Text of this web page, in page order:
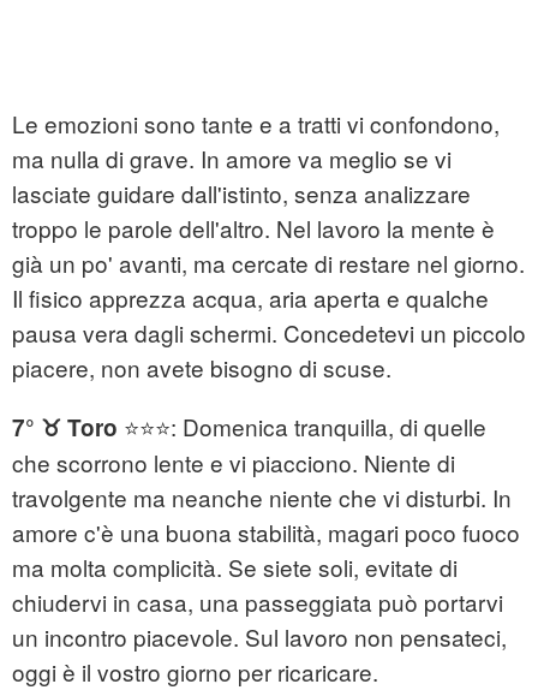
Le emozioni sono tante e a tratti vi confondono,
ma nulla di grave. In amore va meglio se vi
lasciate guidare dall'istinto, senza analizzare
troppo le parole dell'altro. Nel lavoro la mente è
già un po' avanti, ma cercate di restare nel giorno.
Il fisico apprezza acqua, aria aperta e qualche
pausa vera dagli schermi. Concedetevi un piccolo
piacere, non avete bisogno di scuse.
7° ♉ Toro ⭐⭐⭐: Domenica tranquilla, di quelle
che scorrono lente e vi piacciono. Niente di
travolgente ma neanche niente che vi disturbi. In
amore c'è una buona stabilità, magari poco fuoco
ma molta complicità. Se siete soli, evitate di
chiudervi in casa, una passeggiata può portarvi
un incontro piacevole. Sul lavoro non pensateci,
oggi è il vostro giorno per ricaricare.